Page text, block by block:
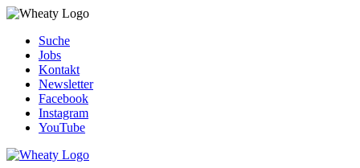
Skip
content
Suche
Jobs
Kontakt
Newsletter
Facebook
Instagram
YouTube